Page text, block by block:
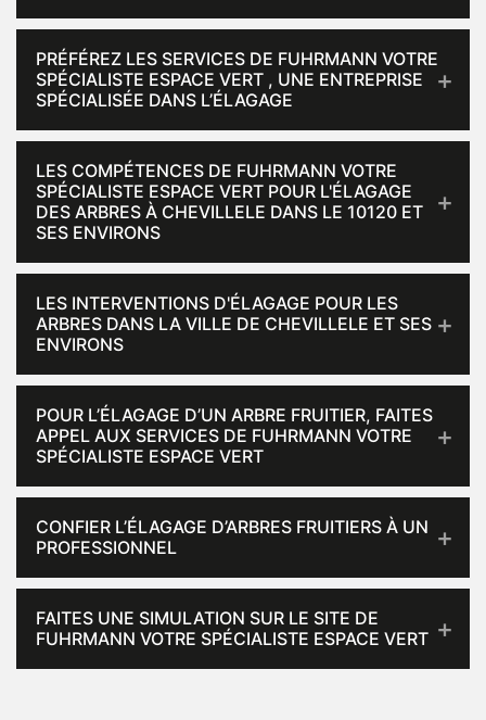
PRÉFÉREZ LES SERVICES DE FUHRMANN VOTRE
SPÉCIALISTE ESPACE VERT , UNE ENTREPRISE
SPÉCIALISÉE DANS L’ÉLAGAGE
LES COMPÉTENCES DE FUHRMANN VOTRE
SPÉCIALISTE ESPACE VERT POUR L'ÉLAGAGE
DES ARBRES À CHEVILLELE DANS LE 10120 ET
SES ENVIRONS
LES INTERVENTIONS D'ÉLAGAGE POUR LES
ARBRES DANS LA VILLE DE CHEVILLELE ET SES
ENVIRONS
POUR L’ÉLAGAGE D’UN ARBRE FRUITIER, FAITES
APPEL AUX SERVICES DE FUHRMANN VOTRE
SPÉCIALISTE ESPACE VERT
CONFIER L’ÉLAGAGE D’ARBRES FRUITIERS À UN
PROFESSIONNEL
FAITES UNE SIMULATION SUR LE SITE DE
FUHRMANN VOTRE SPÉCIALISTE ESPACE VERT